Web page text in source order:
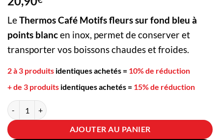
LeThermos Café Motifs fleurs sur fond bleu à
points blancen inox, permet de conserver et
transporter vos boissons chaudes et froides.
2 à 3 produits identiques achetés = 10% de réduction
+ de 3 produits identiques achetés = 15% de réduction
quantité de Thermos Café Motifs fleurs sur fond bleu à points blanc
AJOUTER AU PANIER